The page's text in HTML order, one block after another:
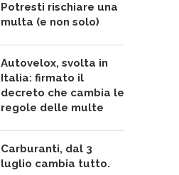
Potresti rischiare una
multa (e non solo)
Autovelox, svolta in
Italia: firmato il
decreto che cambia le
regole delle multe
Carburanti, dal 3
luglio cambia tutto.